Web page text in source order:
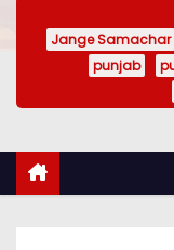
Jange Samachar
punjab